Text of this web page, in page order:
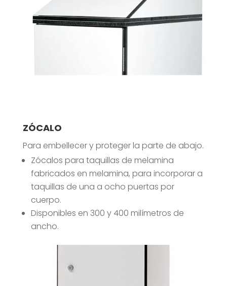
ZÓCALO
Para embellecer y proteger la parte de abajo.
Zócalos para taquillas de melamina
fabricados en melamina, para incorporar a
taquillas de una a ocho puertas por
cuerpo.
Disponibles en 300 y 400 milímetros de
ancho.